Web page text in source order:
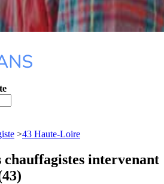
>43 Haute-Loire
chauffagistes intervenant